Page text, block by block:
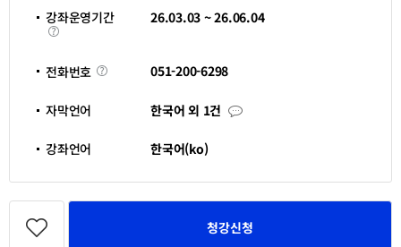
청
기
간
강좌운영기간
강
좌
영
기
26.03.03 ~ 26.06.04
전화번호 전
화
051-200-6298
자막언어 한국어 외 1건 자
막
강좌언어 한국어(ko)
관
청강신청